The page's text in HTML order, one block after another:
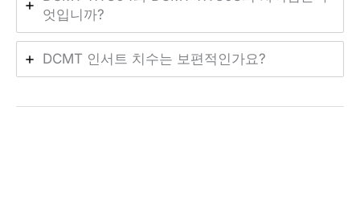
엇입니까?
DCMT 인서트 치수는 보편적인가요?